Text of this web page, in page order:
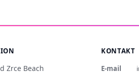
Zrce Beach
KONTAKT
E-mail